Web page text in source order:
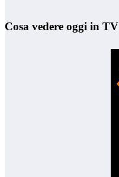
Cosa vedere oggi in TV